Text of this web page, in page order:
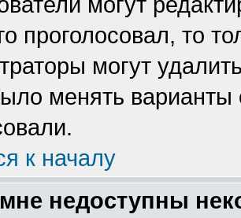
проголосовал, то
могут
менять
к началу
недоступны